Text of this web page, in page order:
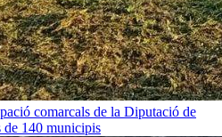
comarcals de la Diputació de
de 140 municipis